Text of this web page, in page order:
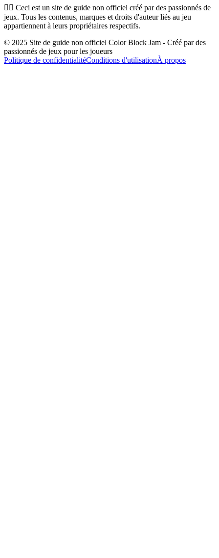
👉🏻 Ceci est un site de guide non officiel créé par des passionnés de
jeux. Tous les contenus, marques et droits d'auteur liés au jeu
appartiennent à leurs propriétaires respectifs.
© 2025 Site de guide non officiel Color Block Jam - Créé par des
passionnés de jeux pour les joueurs
Politique de confidentialitéConditions d'utilisationÀ propos